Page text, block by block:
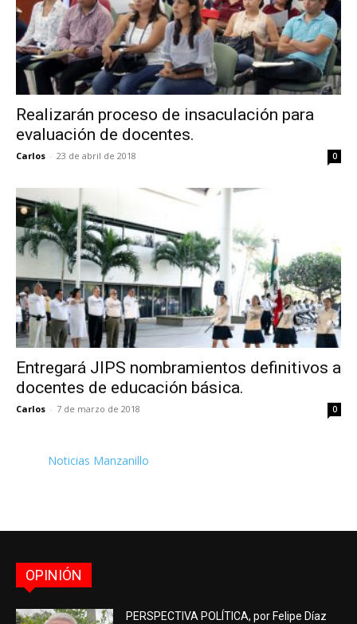
Realizarán proceso de insaculación para
evaluación de docentes.
Carlos - 23 de abril de 2018 0
Entregará JIPS nombramientos definitivos a
docentes de educación básica.
Carlos - 7 de marzo de 2018 0
Noticias Manzanillo
OPINIÓN
PERSPECTIVA POLÍTICA, por Felipe Díaz